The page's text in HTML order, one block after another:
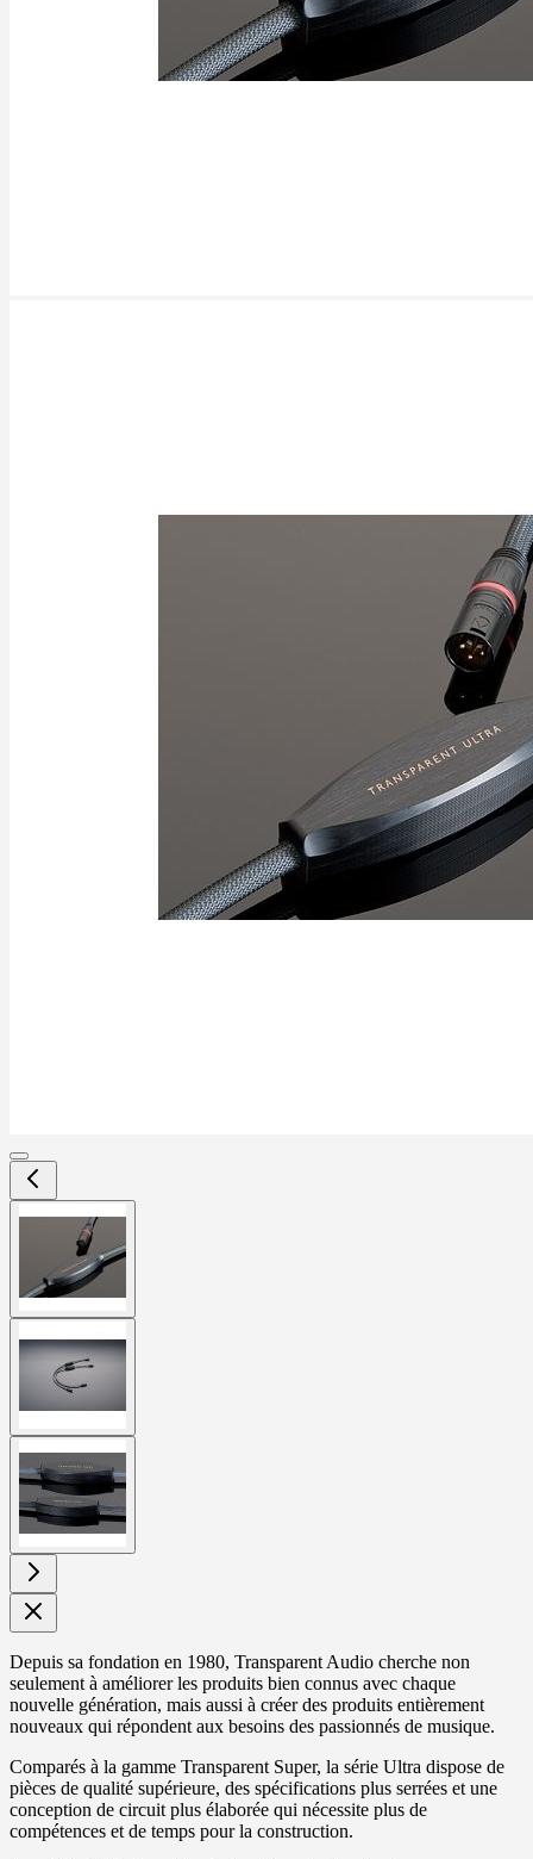
larger
image
larger
image
Depuis sa fondation en 1980, Transparent Audio cherche non
seulement à améliorer les produits bien connus avec chaque
nouvelle génération, mais aussi à créer des produits entièrement
nouveaux qui répondent aux besoins des passionnés de musique.
Comparés à la gamme Transparent Super, la série Ultra dispose de
pièces de qualité supérieure, des spécifications plus serrées et une
conception de circuit plus élaborée qui nécessite plus de
compétences et de temps pour la construction.